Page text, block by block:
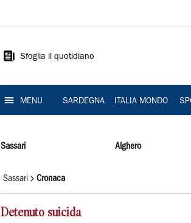
Sardegna
Sfoglia il quotidiano
MENU SARDEGNA ITALIA MONDO
Sassari Alghero
Sassari Cronaca
Detenuto suicida